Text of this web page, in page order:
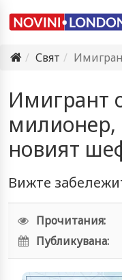
Свят
Имигрант
Имигрант
милионер,
новият
Вижте
Прочитания:
Публикувана: